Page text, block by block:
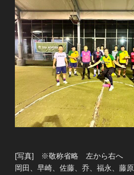
[写真] ※敬称省略 左から右へ
岡田、早崎、佐藤、乔、福永、藤